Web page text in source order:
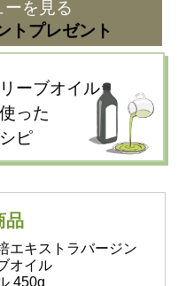
を見る
トプレゼント
ーブオイル
った
ピ
品
エキストラバージン
オイル
450g